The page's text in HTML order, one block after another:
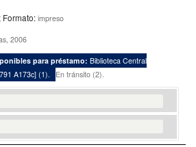
; Formato: impreso
2006
para préstamo:Biblioteca Central
A173c] (1). En tránsito (2).